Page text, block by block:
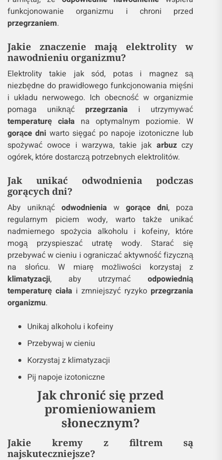
funkcjonowanie organizmu i chroni przed
przegrzaniem.
Jakie znaczenie mają elektrolity w
nawodnieniu organizmu?
Elektrolity takie jak sód, potas i magnez są
niezbędne do prawidłowego funkcjonowania mięśni
i układu nerwowego. Ich obecność w organizmie
pomaga uniknąćprzegrzania i utrzymywać
temperaturę ciała na optymalnym poziomie. W
gorące dni warto sięgać po napoje izotoniczne lub
spożywać owoce i warzywa, takie jak arbuzczy
ogórek, które dostarczą potrzebnych elektrolitów.
Jak unikać odwodnienia podczas
gorących dni?
Aby uniknąćodwodnienia wgorące dni, poza
regularnym piciem wody, warto także unikać
nadmiernego spożycia alkoholu i kofeiny, które
mogą przyspieszać utratę wody. Starać się
przebywać w cieniu i ograniczać aktywność fizyczną
na słońcu. W miarę możliwości korzystaj z
klimatyzacji, aby utrzymaćodpowiednią
temperaturę ciała i zmniejszyć ryzykoprzegrzania
organizmu.
Unikaj alkoholu i kofeiny
Przebywaj w cieniu
Korzystaj z klimatyzacji
Pij napoje izotoniczne
Jak chronić się przed
promieniowaniem
słonecznym?
Jakie kremy z filtrem są
najskuteczniejsze?